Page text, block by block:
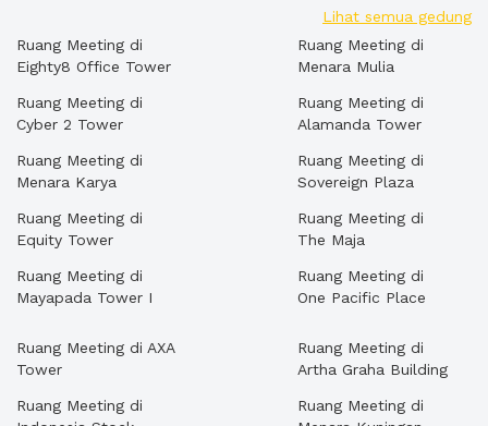
Lihat semua gedung
Ruang Meeting di
Eighty8 Office Tower
Ruang Meeting di
Cyber 2 Tower
Ruang Meeting di
Menara Karya
Ruang Meeting di
Equity Tower
Ruang Meeting di
Mayapada Tower I
Ruang Meeting di
Menara Mulia
Ruang Meeting di
Alamanda Tower
Ruang Meeting di
Sovereign Plaza
Ruang Meeting di
The Maja
Ruang Meeting di
One Pacific Place
Ruang Meeting di AXA
Tower
Ruang Meeting di
Ruang Meeting di
Artha Graha Building
Ruang Meeting di